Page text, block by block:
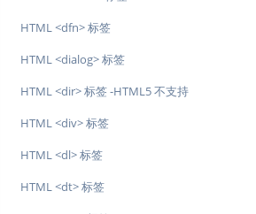
HTML <dfn> 标签
HTML <dialog> 标签
HTML <dir> 标签 -HTML5 不支持
HTML <div> 标签
HTML <dl> 标签
HTML <dt> 标签